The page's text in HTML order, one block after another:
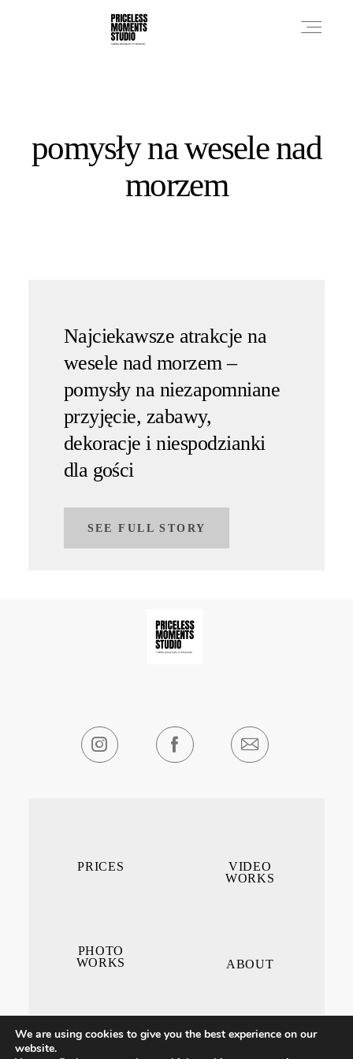
pomysły na wesele nad
morzem
Najciekawsze atrakcje na
wesele nad morzem –
pomysły na niezapomniane
przyjęcie, zabawy,
dekoracje i niespodzianki
dla gości
SEE FULL STORY
VIDEO
WORKS
ABOUT
PRICES
PHOTO
WORKS
We are using cookies to give you the best experience on our
website.
PHOTO WORKS